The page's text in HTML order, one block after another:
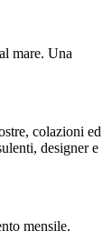
mare. Una
colazioni ed
designer e
mensile.